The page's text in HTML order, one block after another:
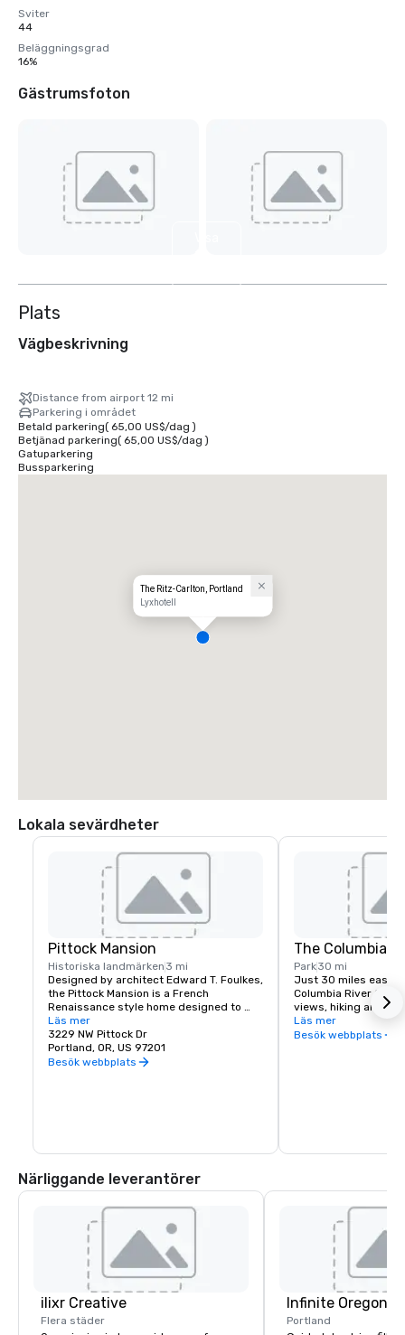
Sviter
44
Beläggningsgrad
16%
Gästrumsfoton
Plats
Vägbeskrivning
Distance from airport 12 mi
Parkering i området
Betald parkering( 65,00 US$/dag )
Betjänad parkering( 65,00 US$/dag )
Gatuparkering
Bussparkering
The Ritz-Carlton, Portland
Lyxhotell
Lokala sevärdheter
Pittock Mansion
Historiska landmärken 3 mi
Designed by architect Edward T. Foulkes,
the Pittock Mansion is a French
Renaissance style home designed to
capture the view of Downtown Portland
and the Cascade Mountains. Built in 1912
for the editor of The Oregonian
Newspaper, Henry Pittock, this piece of
Läs mer
3229 NW Pittock Dr
Portland, OR, US 97201
Besök webbplats
The Columbia
Park30 mi
Just 30 miles east
Columbia River
views, hiking and
and more than 90
must see locations
Läs mer
Besök webbplats
Närliggande leverantörer
ilixr Creative
Flera städer
Infinite Oregon
Portland